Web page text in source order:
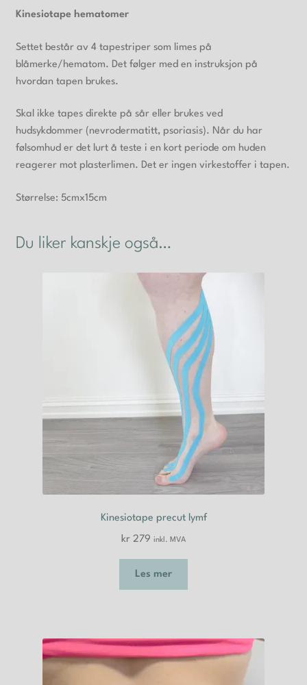
Kinesiotape hematomer
Settet består av 4 tapestriper som limes på
blåmerke/hematom. Det følger med en instruksjon på
hvordan tapen brukes.
Skal ikke tapes direkte på sår eller brukes ved
hudsykdommer (nevrodermatitt, psoriasis). Når du har
følsomhud er det lurt å teste i en kort periode om huden
reagerer mot plasterlimen. Det er ingen virkestoffer i tapen.
Størrelse: 5cmx15cm
Du liker kanskje også…
Kinesiotape precut lymf
kr 279 inkl. MVA
Les mer